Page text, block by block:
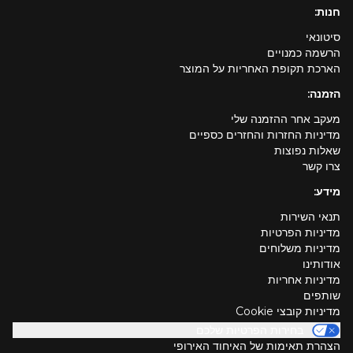
חנות:
סיטונאי
הרשמה כמנויים
הארכת תקופת האחריות על המוצר
הזמנה:
מעקב אחר ההזמנה שלי
מדיניות החזרות והחזרים כספיים
שאלות נפוצות
צרו קשר
מידע:
תנאי השירות
מדיניות הפרטיות
מדיניות משלוחים
אודותינו
מדיניות אחריות
שותפים
מדיניות קובצי Cookie
הצהרת תאימות של האיחוד האירופי